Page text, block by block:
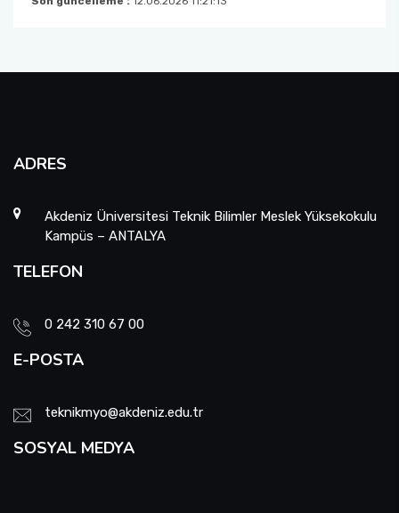
ADRES
Akdeniz Üniversitesi Teknik Bilimler Meslek Yüksekokulu
Kampüs – ANTALYA
TELEFON
0 242 310 67 00
E-POSTA
teknikmyo@akdeniz.edu.tr
SOSYAL MEDYA